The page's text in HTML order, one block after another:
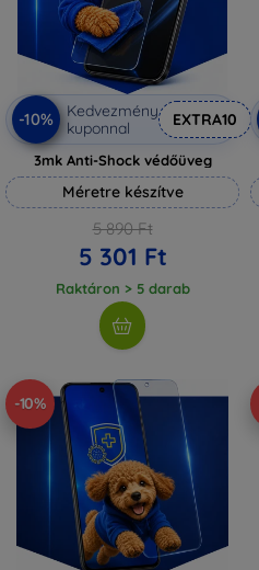
-10%
Kedvezmény
kuponnal
EXTRA10
3mk Anti-Shock védőüveg
Méretre készítve
5 890 Ft
5 301 Ft
Raktáron > 5 darab
-10%